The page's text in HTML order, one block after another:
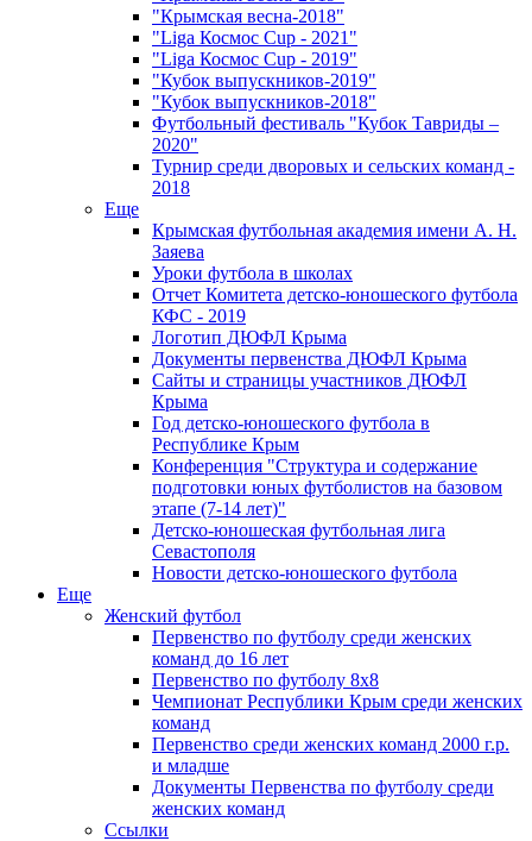
"Крымская весна-2018"
"Liga Космос Cup - 2021"
"Liga Космос Cup - 2019"
"Кубок выпускников-2019"
"Кубок выпускников-2018"
Футбольный фестиваль "Кубок Тавриды –
2020"
Турнир среди дворовых и сельских команд -
2018
Еще
Крымская футбольная академия имени А. Н.
Заяева
Уроки футбола в школах
Отчет Комитета детско-юношеского футбола
КФС - 2019
Логотип ДЮФЛ Крыма
Документы первенства ДЮФЛ Крыма
Сайты и страницы участников ДЮФЛ
Крыма
Год детско-юношеского футбола в
Республике Крым
Конференция "Структура и содержание
подготовки юных футболистов на базовом
этапе (7-14 лет)"
Детско-юношеская футбольная лига
Севастополя
Новости детско-юношеского футбола
Еще
Женский футбол
Первенство по футболу среди женских
команд до 16 лет
Первенство по футболу 8х8
Чемпионат Республики Крым среди женских
команд
Первенство среди женских команд 2000 г.р.
и младше
Документы Первенства по футболу среди
женских команд
Ссылки